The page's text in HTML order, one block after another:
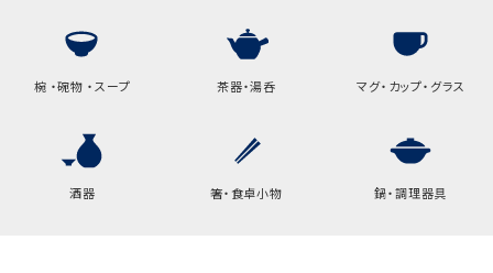
22cm
幅
9cm
B:京名所 袋
椀 ・碗物 ・スープ 茶器・湯呑 マグ・カップ・グラス
酒器 箸・食卓小物 鍋・調理器具